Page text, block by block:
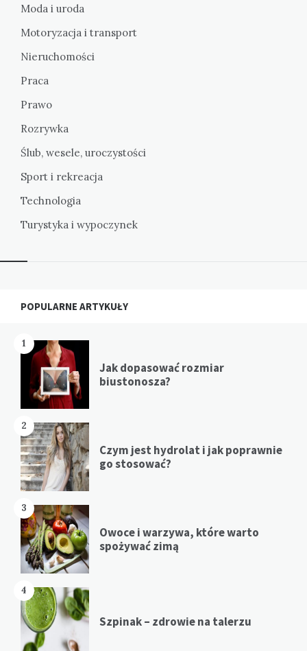
Moda i uroda
Motoryzacja i transport
Nieruchomości
Praca
Prawo
Rozrywka
Ślub, wesele, uroczystości
Sport i rekreacja
Technologia
Turystyka i wypoczynek
Widgets
POPULARNE ARTYKUŁY
1
Jak dopasować rozmiar
biustonosza?
2
Czym jest hydrolat i jak poprawnie
go stosować?
3
Owoce i warzywa, które warto
spożywać zimą
4
Szpinak – zdrowie na talerzu